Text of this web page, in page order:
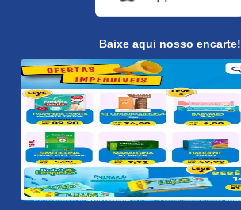
Baixe aqui nosso encarte!